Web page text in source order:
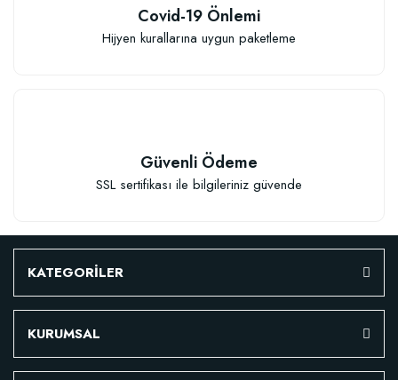
Covid-19 Önlemi
Hijyen kurallarına uygun paketleme
Güvenli Ödeme
SSL sertifikası ile bilgileriniz güvende
KATEGORİLER
KURUMSAL